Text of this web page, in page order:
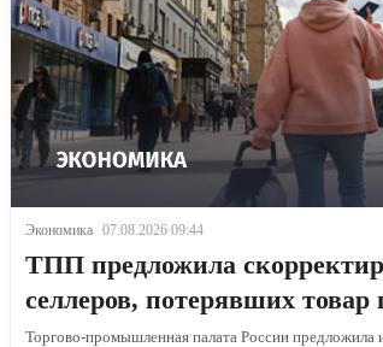
Экономика 07.08.2026 09:44
ТПП предложила
селлеров, потерявших
Торгово-промышленная палата России предложила